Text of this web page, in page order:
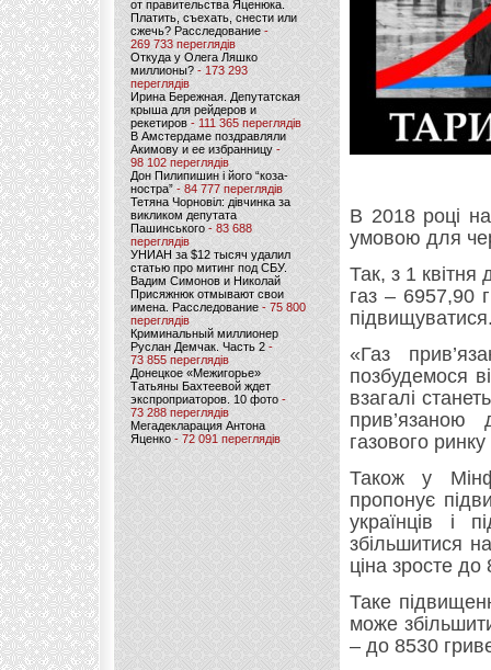
от правительства Яценюка.
Платить, съехать, снести или
сжечь? Расследование-
269 733 переглядів
Откуда у Олега Ляшко
миллионы? - 173 293
переглядів
Ирина Бережная. Депутатская
крыша для рейдеров и
рекетиров - 111 365 переглядів
В Амстердаме поздравляли
Акимову и ее избранницу -
98 102 переглядів
Дон Пилипишин і його “коза-
ностра” - 84 777 переглядів
Тетяна Чорновіл: дівчинка за
викликом депутата
Пашинського- 83 688
переглядів
УНИАН за $12 тысяч удалил
статью про митинг под СБУ.
Вадим Симонов и Николай
Присяжнюк отмывают свои
имена. Расследование - 75 800
переглядів
Криминальный миллионер
Руслан Демчак. Часть 2-
73 855 переглядів
Донецкое «Межигорье»
Татьяны Бахтеевой ждет
экспроприаторов. 10 фото -
73 288 переглядів
Мегадекларация Антона
Яценко - 72 091 переглядів
В 2018 році
умовою для
Так, з 1 квітня
газ – 6957,90
«Газ
позбудемося
взагалі
прив’язаною
газового
Також у
пропонує
українців і
збільшитися
ціна зросте до
Таке
може
– до 8530